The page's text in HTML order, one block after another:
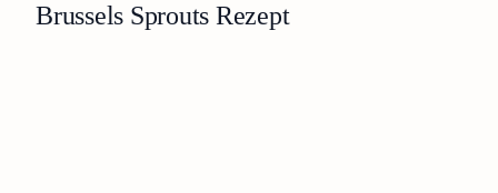
Brussels Sprouts Rezept